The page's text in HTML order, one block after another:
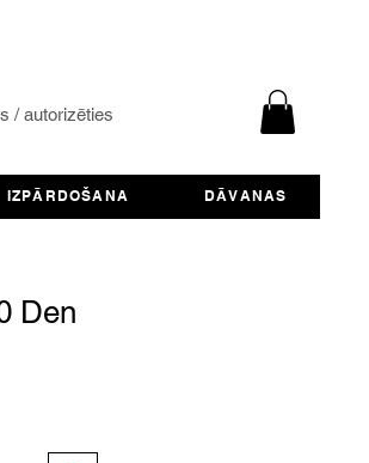
/ autorizēties
IZPĀRDOŠANA DĀVANAS
Den